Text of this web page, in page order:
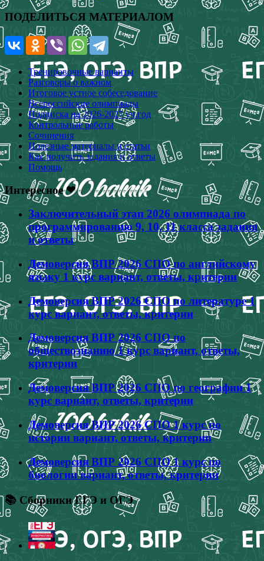
ПОДЕЛИТЬСЯ МАТЕРИАЛОМ
Тренировочные варианты
Разговоры о важном
Итоговое устное собеседование
Всероссийские олимпиады
Подписка на 2026-2027 уч.год
Контрольные работы
Сочинения
Полезные материалы и статьи
Как получить задания и ответы
Помощь
Интересное ❤
Заключительный этап 2026 олимпиада по
программированию 9, 10, 11 класса задания
и ответы
Демоверсия ВПР 2026 СПО по английскому
языку 1 курс вариант, ответы, критерии
Демоверсия ВПР 2026 СПО по литературе 1
курс вариант, ответы, критерии
Демоверсия ВПР 2026 СПО по
обществознанию 1 курс вариант, ответы,
критерии
Демоверсия ВПР 2026 СПО по географии 1
курс вариант, ответы, критерии
Демоверсия ВПР 2026 СПО 1 курс по
истории вариант, ответы, критерии
Демоверсия ВПР 2026 СПО 1 курс по
биологии вариант, ответы, критерии
📚 Сборники ЕГЭ и ОГЭ